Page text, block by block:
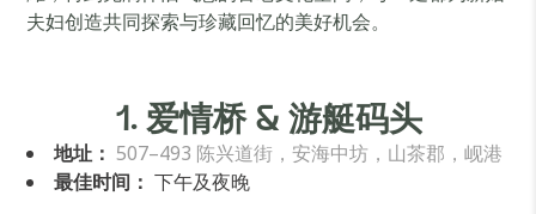
夫妇创造共同探索与珍藏回忆的美好机会。
1. 爱情桥 & 游艇码头
地址： 507–493 陈兴道街，安海中坊，山茶郡，岘港
最佳时间： 下午及夜晚